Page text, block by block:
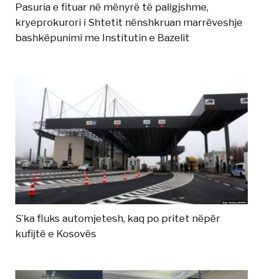
Pasuria e fituar në mënyrë të paligjshme,
kryeprokurori i Shtetit nënshkruan marrëveshje
bashkëpunimi me Institutin e Bazelit
S’ka fluks automjetesh, kaq po pritet nëpër
kufijtë e Kosovës